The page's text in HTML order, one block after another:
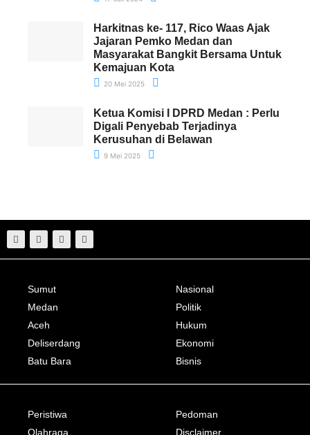
Harkitnas ke- 117, Rico Waas Ajak
Jajaran Pemko Medan dan
Masyarakat Bangkit Bersama Untuk
Kemajuan Kota
20 Mei 2025
Ketua Komisi I DPRD Medan : Perlu
Digali Penyebab Terjadinya
Kerusuhan di Belawan
9 Mei 2025
Sumut
Medan
Aceh
Deliserdang
Batu Bara
Nasional
Politik
Hukum
Ekonomi
Bisnis
Peristiwa
Olahraga
Pedoman
Disclaimer